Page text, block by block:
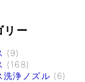
リー
(9)
(168)
洗浄ノズル (6)